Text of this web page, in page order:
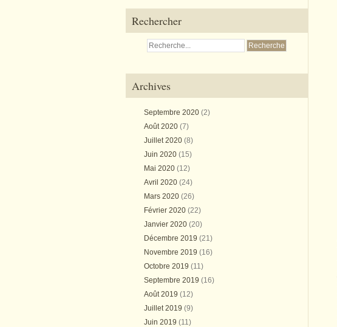
Rechercher
Archives
Septembre 2020 (2)
Août 2020 (7)
Juillet 2020 (8)
Juin 2020 (15)
Mai 2020 (12)
Avril 2020 (24)
Mars 2020 (26)
Février 2020 (22)
Janvier 2020 (20)
Décembre 2019 (21)
Novembre 2019 (16)
Octobre 2019 (11)
Septembre 2019 (16)
Août 2019 (12)
Juillet 2019 (9)
Juin 2019 (11)